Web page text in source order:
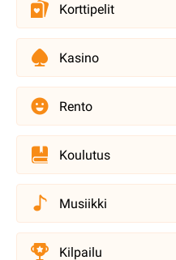
Korttipelit
Kasino
Rento
Koulutus
Musiikki
Kilpailu